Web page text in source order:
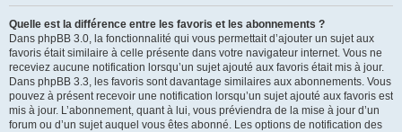
Quelle est la différence entre les favoris et les abonnements ?
Dans phpBB 3.0, la fonctionnalité qui vous permettait d’ajouter un sujet aux
favoris était similaire à celle présente dans votre navigateur internet. Vous ne
receviez aucune notification lorsqu’un sujet ajouté aux favoris était mis à jour.
Dans phpBB 3.3, les favoris sont davantage similaires aux abonnements. Vous
pouvez à présent recevoir une notification lorsqu’un sujet ajouté aux favoris est
mis à jour. L’abonnement, quant à lui, vous préviendra de la mise à jour d’un
forum ou d’un sujet auquel vous êtes abonné. Les options de notification des